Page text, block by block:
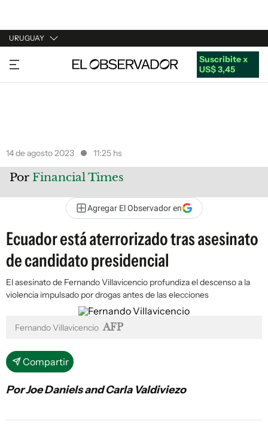
URUGUAY
URUGUAY
ARGENTINA
Suscribite x
US$ 3,45
14 de agosto 2023 11:25 hs
Por Financial Times
Agregar El Observador en
Ecuador está aterrorizado tras asesinato
de candidato presidencial
El asesinato de Fernando Villavicencio profundiza el descenso a la
violencia impulsado por drogas antes de las elecciones
Fernando Villavicencio AFP
Compartir
Por Joe Daniels and Carla Valdiviezo